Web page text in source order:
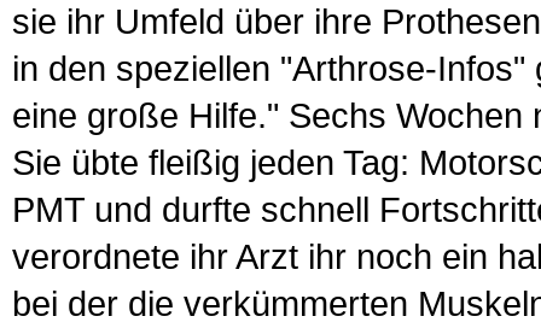
sie ihr Umfeld über ihre
in den speziellen "Arthrose-
eine große Hilfe." Sechs
Sie übte fleißig jeden Tag:
PMT und durfte schnell
verordnete ihr Arzt ihr noch ein
bei der die verkümmerten